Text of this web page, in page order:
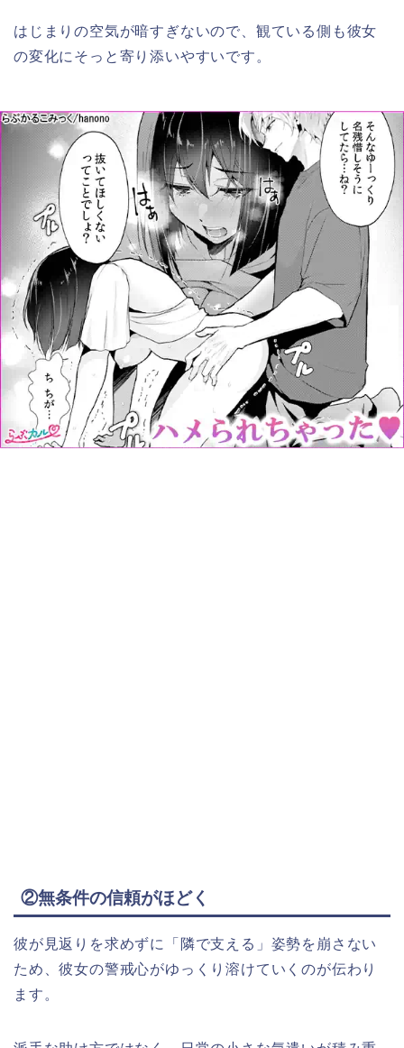
はじまりの空気が暗すぎないので、観ている側も彼女
の変化にそっと寄り添いやすいです。​
②無条件の信頼がほどく
彼が見返りを求めずに「隣で支える」姿勢を崩さない
ため、彼女の警戒心がゆっくり溶けていくのが伝わり
ます。​